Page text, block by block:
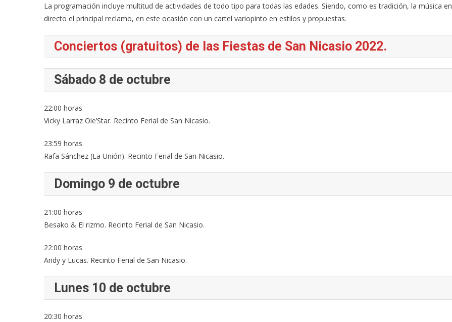
La programación incluye multitud de actividades de todo tipo para todas las edades. Siendo, como es tradición, la música en
directo el principal reclamo, en este ocasión con un cartel variopinto en estilos y propuestas.
Conciertos (gratuitos) de las Fiestas de San Nicasio 2022.
Sábado 8 de octubre
22:00 horas
Vicky Larraz Ole’Star. Recinto Ferial de San Nicasio.
23:59 horas
Rafa Sánchez (La Unión). Recinto Ferial de San Nicasio.
Domingo 9 de octubre
21:00 horas
Besako & El rizmo. Recinto Ferial de San Nicasio.
22:00 horas
Andy y Lucas. Recinto Ferial de San Nicasio.
Lunes 10 de octubre
20:30 horas